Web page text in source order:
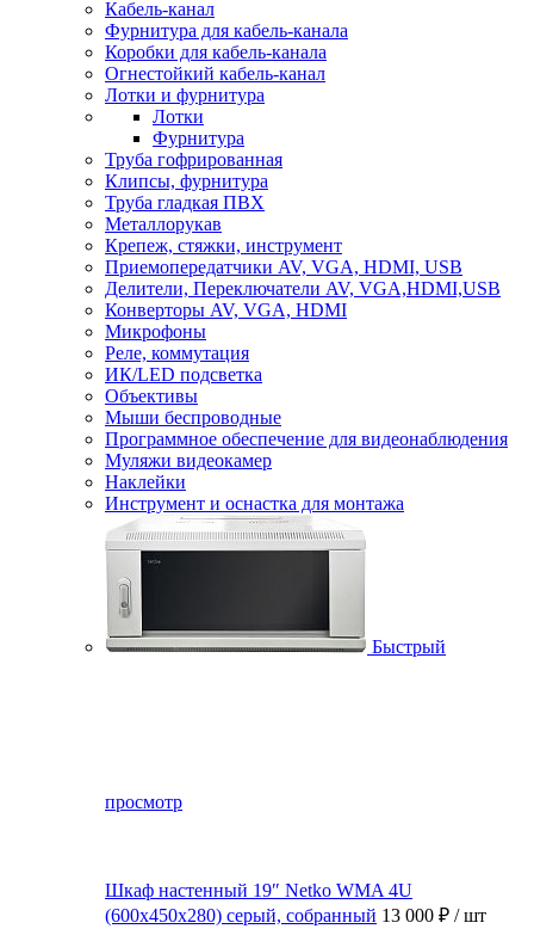
Кабель-канал
Фурнитура для кабель-канала
Коробки для кабель-канала
Огнестойкий кабель-канал
Лотки и фурнитура
Лотки
Фурнитура
Труба гофрированная
Клипсы, фурнитура
Труба гладкая ПВХ
Металлорукав
Крепеж, стяжки, инструмент
Приемопередатчики AV, VGA, HDMI, USB
Делители, Переключатели AV, VGA,HDMI,USB
Конверторы AV, VGA, HDMI
Микрофоны
Реле, коммутация
ИК/LED подсветка
Объективы
Мыши беспроводные
Программное обеспечение для видеонаблюдения
Муляжи видеокамер
Наклейки
Инструмент и оснастка для монтажа
Быстрый
просмотр
Шкаф настенный 19″ Netko WMA 4U
(600x450x280) серый, собранный 13 000 ₽ / шт